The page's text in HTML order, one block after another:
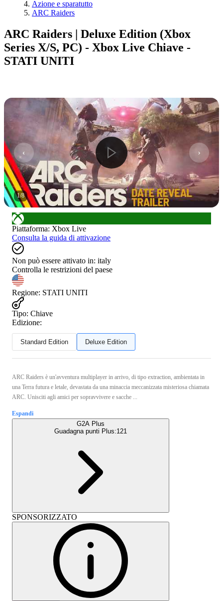
Azione e sparatutto
ARC Raiders
ARC Raiders | Deluxe Edition (Xbox
Series X/S, PC) - Xbox Live Chiave -
STATI UNITI
1/8
Piattaforma: Xbox Live
Consulta la guida di attivazione
Non può essere attivato in: italy
Controlla le restrizioni del paese
Regione: STATI UNITI
Tipo: Chiave
Edizione:
Standard Edition Deluxe Edition
ARC Raiders è un'avventura multiplayer in arrivo, di tipo extraction, ambientata in
una Terra futura e letale, devastata da una minaccia meccanizzata misteriosa chiamata
ARC. Unisciti agli amici per sopravvivere e sacche ...
Espandi
G2A Plus
Guadagna punti Plus:121
SPONSORIZZATO